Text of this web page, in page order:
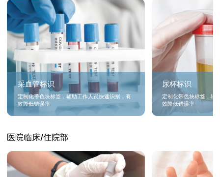
采血管标识
定制化带色块标签，辅助工作人员快速识别，有
效降低错误率
尿杯标识
定制化带色块标签，辅
效降低错误率
医院临床/住院部